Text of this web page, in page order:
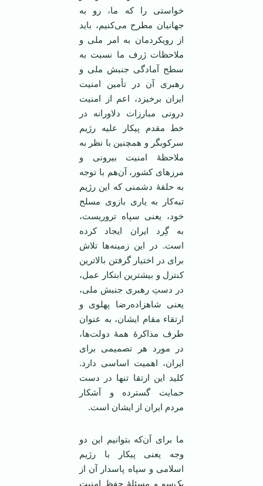
خواستی را که ما، رو به
جهانیان مطرح می‌کنیم، باید
از رویکردمان به امر ملی و
ملاحظات ژرف ما نسبت به
سطح آمادگی جنبش ملی و
رهبری آن در تأمین امنیت
ایران برخیزد، اعم از امنیت
درونی مبارزات دلاورانه در
خط مقدم پیکار علیه رژیم
سرکوبگر و همچنین با نظر به
ملاحظۀ امنیت بیرونی و
مرزهای کشور، ‌آن‌هم با توجه
به حلقۀ دشمنی که این رژیم
تبه‌کار به یاری بازوی مسلح
خود، یعنی سپاه تروریست،
به گِرد ایران ایجاد کرده
است. در این زمینه‌ها تلاش
برای در اختیار گرفتن بالاترین
کنترل و بیشترین ابتکار عمل،
در دستِ رهبری جنبش ملی،
یعنی شاهزاده‌رضا پهلوی و
ارتقاء مقام ایشان، به عنوان
طرف مذاکرۀ همۀ دولت‌ها،
در مورد هر تصمیمی برای
ایران، اهمیت اساسی دارد.
کلید این ارتقا تنها در دست
حمایت گسترده و آشکار
مردم ایران از ایشان است.
ما برای آن‌که بتوانیم این دو
وجه یعنی پیکار با رژیم
اسلامی و سپاه پاسدار آن از
یک‌سو و مسئلۀ حفظ امنیت